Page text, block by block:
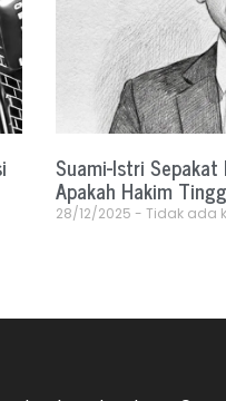
Suami-Istri
Apakah Hakim
28/12/2025 Tidak ada